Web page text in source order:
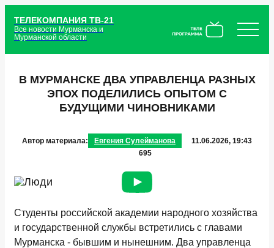
ТЕЛЕКОМПАНИЯ ТВ-21
Все новости Мурманска и
Мурманской области
В МУРМАНСКЕ ДВА УПРАВЛЕНЦА РАЗНЫХ
ЭПОХ ПОДЕЛИЛИСЬ ОПЫТОМ С
БУДУЩИМИ ЧИНОВНИКАМИ
Автор материала: Евгения Сулейманова
11.06.2026, 19:43
695
Студенты российской академии народного хозяйства
и государственной службы встретились с главами
Мурманска - бывшим и нынешним. Два управленца